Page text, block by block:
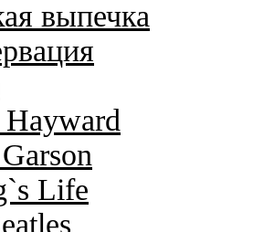
выпечка
Hayward
Life